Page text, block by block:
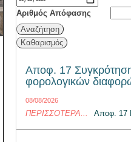
Αριθμός Απόφασης
Αποφ. 17
φορολογικών
08/08/2026
Αποφ. 17
ΠΕΡΙΣΣΌΤΕΡΑ...